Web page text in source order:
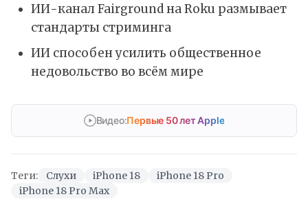
ИИ-канал Fairground на Roku размывает
стандарты стриминга
ИИ способен усилить общественное
недовольство во всём мире
Видео:Первые 50 лет Apple
Теги: Слухи iPhone 18
iPhone 18 Pro
iPhone 18 Pro Max